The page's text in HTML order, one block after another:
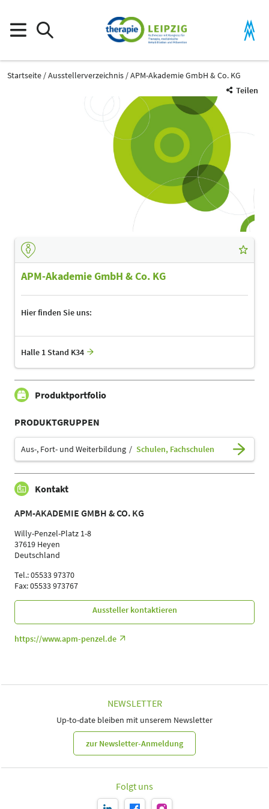
Startseite Ausstellerverzeichnis
APM-Akademie GmbH & Co. KG
Teilen
APM-Akademie GmbH & Co. KG
Hier finden Sie uns:
Halle 1 Stand K34
Produktportfolio
PRODUKTGRUPPEN
Aus-, Fort- und Weiterbildung Schulen, Fachschulen
Kontakt
APM-AKADEMIE GMBH & CO. KG
Willy-Penzel-Platz 1-8
37619 Heyen
Deutschland
Tel.: 05533 97370
Fax: 05533 973767
Aussteller kontaktieren
https://www.apm-penzel.de
NEWSLETTER
Up-to-date bleiben mit unserem Newsletter
zur Newsletter-Anmeldung
Folgt uns